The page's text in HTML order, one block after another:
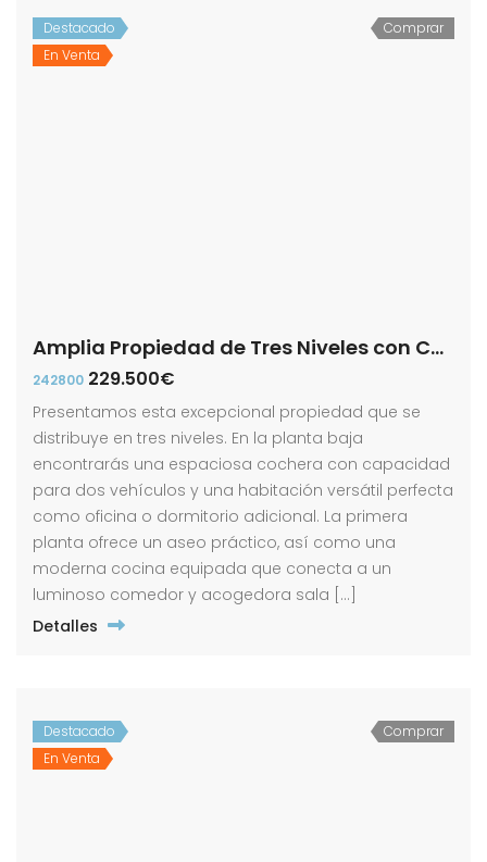
Destacado
En Venta
Comprar
Amplia Propiedad de Tres Niveles con Cochera y Patio en calle Luis Daoiz!
242800 229.500€
Presentamos esta excepcional propiedad que se
distribuye en tres niveles. En la planta baja
encontrarás una espaciosa cochera con capacidad
para dos vehículos y una habitación versátil perfecta
como oficina o dormitorio adicional. La primera
planta ofrece un aseo práctico, así como una
moderna cocina equipada que conecta a un
luminoso comedor y acogedora sala […]
Detalles
Destacado
En Venta
Comprar